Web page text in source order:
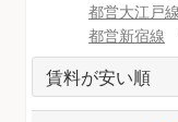
都営大江戸線
都営新宿線